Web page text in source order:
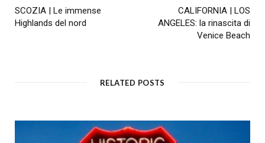
SCOZIA | Le immense
Highlands del nord
CALIFORNIA | LOS
ANGELES: la rinascita di
Venice Beach
RELATED POSTS